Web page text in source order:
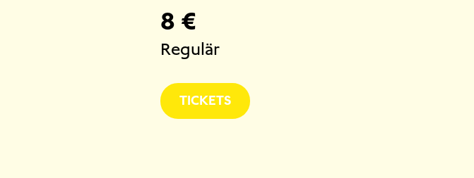
8 €
Regulär
TICKETS